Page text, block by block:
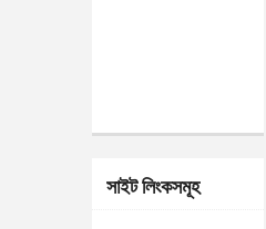
সাইট লিংকসমূহ